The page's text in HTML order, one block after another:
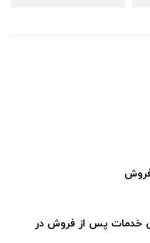
نمایندگی خدمات پس از فروش در